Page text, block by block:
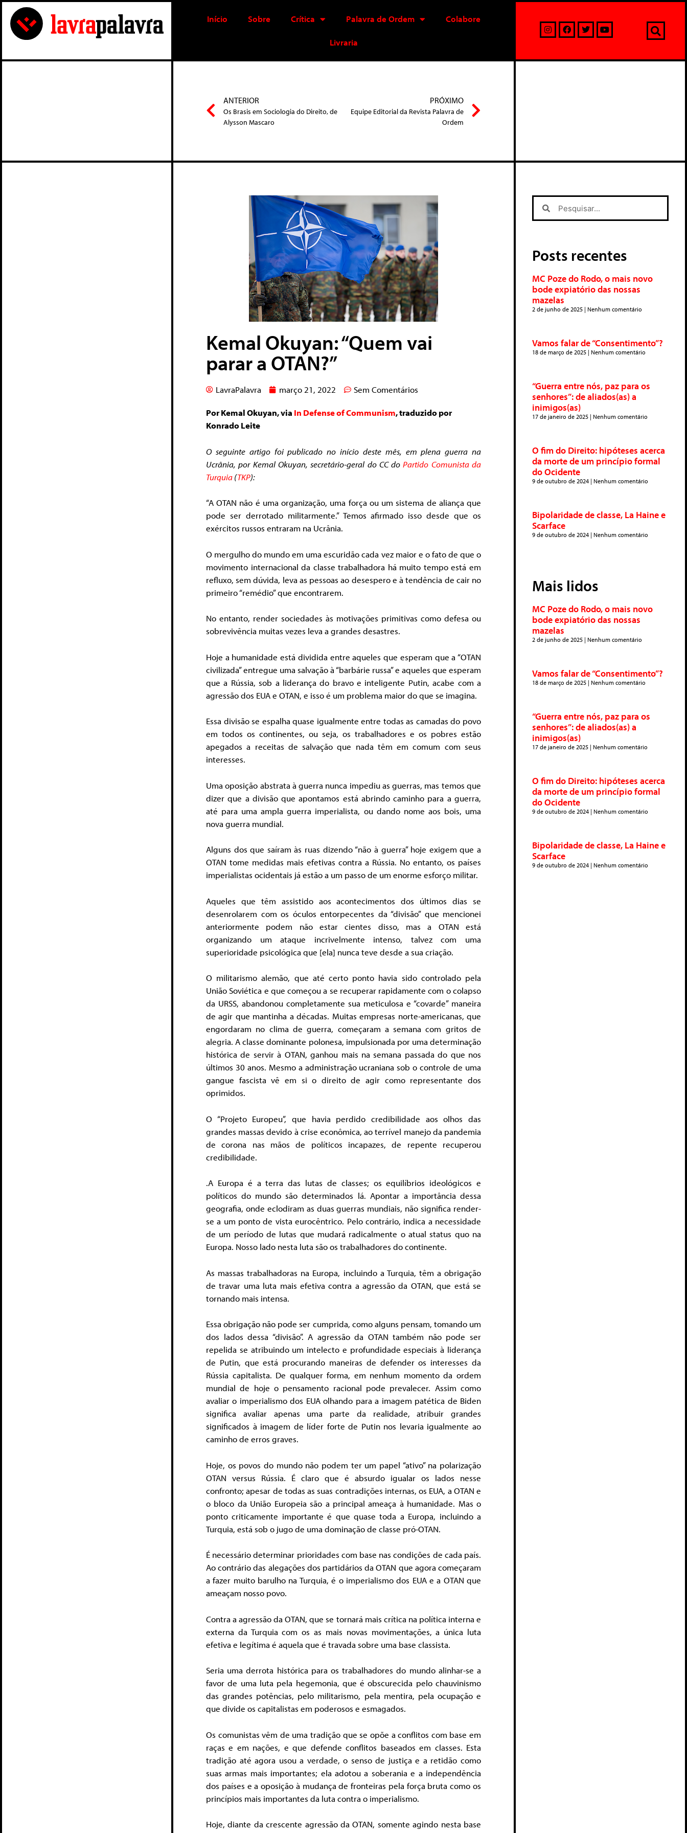
Início Sobre Crítica Palavra de Ordem Colabore
Livraria
ANTERIOR
Os Brasis em Sociologia do Direito, de
Alysson Mascaro
PRÓXIMO
Equipe Editorial da Revista Palavra de
Ordem
Kemal Okuyan: “Quem vai
parar a OTAN?”
LavraPalavra março 21, 2022 Sem Comentários
Por Kemal Okuyan, via In Defense of Communism, traduzido por
Konrado Leite
O seguinte artigo foi publicado no início deste mês, em plena guerra na
Ucrânia, por Kemal Okuyan, secretário-geral do CC doPartido Comunista da
Turquia(TKP):
“A OTAN não é uma organização, uma força ou um sistema de aliança que
pode ser derrotado militarmente.” Temos afirmado isso desde que os
exércitos russos entraram na Ucrânia.
O mergulho do mundo em uma escuridão cada vez maior e o fato de que o
movimento internacional da classe trabalhadora há muito tempo está em
refluxo, sem dúvida, leva as pessoas ao desespero e à tendência de cair no
primeiro “remédio” que encontrarem.
No entanto, render sociedades às motivações primitivas como defesa ou
sobrevivência muitas vezes leva a grandes desastres.
Hoje a humanidade está dividida entre aqueles que esperam que a “OTAN
civilizada” entregue uma salvação à “barbárie russa” e aqueles que esperam
que a Rússia, sob a liderança do bravo e inteligente Putin, acabe com a
agressão dos EUA e OTAN, e isso é um problema maior do que se imagina.
Essa divisão se espalha quase igualmente entre todas as camadas do povo
em todos os continentes, ou seja, os trabalhadores e os pobres estão
apegados a receitas de salvação que nada têm em comum com seus
interesses.
Uma oposição abstrata à guerra nunca impediu as guerras, mas temos que
dizer que a divisão que apontamos está abrindo caminho para a guerra,
até para uma ampla guerra imperialista, ou dando nome aos bois, uma
nova guerra mundial.
Alguns dos que saíram às ruas dizendo “não à guerra” hoje exigem que a
OTAN tome medidas mais efetivas contra a Rússia. No entanto, os países
imperialistas ocidentais já estão a um passo de um enorme esforço militar.
Aqueles que têm assistido aos acontecimentos dos últimos dias se
desenrolarem com os óculos entorpecentes da “divisão” que mencionei
anteriormente podem não estar cientes disso, mas a OTAN está
organizando um ataque incrivelmente intenso, talvez com uma
superioridade psicológica que [ela] nunca teve desde a sua criação.
O militarismo alemão, que até certo ponto havia sido controlado pela
União Soviética e que começou a se recuperar rapidamente com o colapso
da URSS, abandonou completamente sua meticulosa e “covarde” maneira
de agir que mantinha a décadas. Muitas empresas norte-americanas, que
engordaram no clima de guerra, começaram a semana com gritos de
alegria. A classe dominante polonesa, impulsionada por uma determinação
histórica de servir à OTAN, ganhou mais na semana passada do que nos
últimos 30 anos. Mesmo a administração ucraniana sob o controle de uma
gangue fascista vê em si o direito de agir como representante dos
oprimidos.
O “Projeto Europeu”, que havia perdido credibilidade aos olhos das
grandes massas devido à crise econômica, ao terrível manejo da pandemia
de corona nas mãos de políticos incapazes, de repente recuperou
credibilidade.
.A Europa é a terra das lutas de classes; os equilíbrios ideológicos e
políticos do mundo são determinados lá. Apontar a importância dessa
geografia, onde eclodiram as duas guerras mundiais, não significa render-
se a um ponto de vista eurocêntrico. Pelo contrário, indica a necessidade
de um período de lutas que mudará radicalmente o atual status quo na
Europa. Nosso lado nesta luta são os trabalhadores do continente.
As massas trabalhadoras na Europa, incluindo a Turquia, têm a obrigação
de travar uma luta mais efetiva contra a agressão da OTAN, que está se
tornando mais intensa.
Essa obrigação não pode ser cumprida, como alguns pensam, tomando um
dos lados dessa “divisão”. A agressão da OTAN também não pode ser
repelida se atribuindo um intelecto e profundidade especiais à liderança
de Putin, que está procurando maneiras de defender os interesses da
Rússia capitalista. De qualquer forma, em nenhum momento da ordem
mundial de hoje o pensamento racional pode prevalecer. Assim como
avaliar o imperialismo dos EUA olhando para a imagem patética de Biden
significa avaliar apenas uma parte da realidade, atribuir grandes
significados à imagem de líder forte de Putin nos levaria igualmente ao
caminho de erros graves.
Hoje, os povos do mundo não podem ter um papel “ativo” na polarização
OTAN versus Rússia. É claro que é absurdo igualar os lados nesse
confronto; apesar de todas as suas contradições internas, os EUA, a OTAN e
o bloco da União Europeia são a principal ameaça à humanidade. Mas o
ponto criticamente importante é que quase toda a Europa, incluindo a
Turquia, está sob o jugo de uma dominação de classe pró-OTAN.
É necessário determinar prioridades com base nas condições de cada país.
Ao contrário das alegações dos partidários da OTAN que agora começaram
a fazer muito barulho na Turquia, é o imperialismo dos EUA e a OTAN que
ameaçam nosso povo.
Contra a agressão da OTAN, que se tornará mais crítica na política interna e
externa da Turquia com os as mais novas movimentações, a única luta
efetiva e legítima é aquela que é travada sobre uma base classista.
Seria uma derrota histórica para os trabalhadores do mundo alinhar-se a
favor de uma luta pela hegemonia, que é obscurecida pelo chauvinismo
das grandes potências, pelo militarismo, pela mentira, pela ocupação e
que divide os capitalistas em poderosos e esmagados.
Os comunistas vêm de uma tradição que se opõe a conflitos com base em
raças e em nações, e que defende conflitos baseados em classes. Esta
tradição até agora usou a verdade, o senso de justiça e a retidão como
suas armas mais importantes; ela adotou a soberania e a independência
dos países e a oposição à mudança de fronteiras pela força bruta como os
princípios mais importantes da luta contra o imperialismo.
Hoje, diante da crescente agressão da OTAN, somente agindo nesta base
Posts recentes
MC Poze do Rodo, o mais novo
bode expiatório das nossas
mazelas
2 de junho de 2025 Nenhum comentário
Vamos falar de “Consentimento”?
18 de março de 2025 Nenhum comentário
“Guerra entre nós, paz para os
senhores”: de aliados(as) a
inimigos(as)
17 de janeiro de 2025 Nenhum comentário
O fim do Direito: hipóteses acerca
da morte de um princípio formal
do Ocidente
9 de outubro de 2024 Nenhum comentário
Bipolaridade de classe, La Haine e
Scarface
9 de outubro de 2024 Nenhum comentário
Mais lidos
MC Poze do Rodo, o mais novo
bode expiatório das nossas
mazelas
2 de junho de 2025 Nenhum comentário
Vamos falar de “Consentimento”?
18 de março de 2025 Nenhum comentário
“Guerra entre nós, paz para os
senhores”: de aliados(as) a
inimigos(as)
17 de janeiro de 2025 Nenhum comentário
O fim do Direito: hipóteses acerca
da morte de um princípio formal
do Ocidente
9 de outubro de 2024 Nenhum comentário
Bipolaridade de classe, La Haine e
Scarface
9 de outubro de 2024 Nenhum comentário